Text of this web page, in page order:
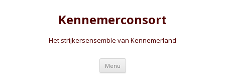
Kennemerconsort
Het strijkersensemble van Kennemerland
Menu Spring
inhoud